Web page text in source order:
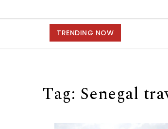
TRENDING NOW
Tag: Senegal